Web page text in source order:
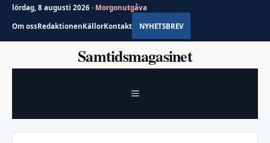
lördag, 8 augusti 2026 · Morgonutgåva
Om ossRedaktionenKällorKontakt NYHETSBREV
Samtidsmagasinet
MENY